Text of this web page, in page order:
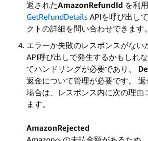
返されたAmazonRefundId を利
GetRefundDetails APIを呼び出し
クトの詳細を問い合わせできます。
エラーか失敗のレスポンスがない
API呼び出しで発生するかもしれ
てハンドリングが必要であり、
返金について管理が必要です。
場合は、レスポンス内に次の理由
ます。
AmazonRejected